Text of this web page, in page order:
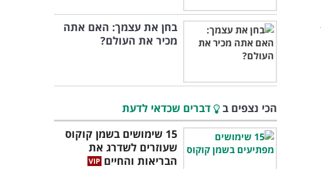
בחן את עצמך: האם אתה
מכיר את העולם?
הכי נצפים ב
דברים שכדאי לדעת
15 שימושים בשמן קוקוס
שעוזרים לשדרג את
הבריאות והחיים